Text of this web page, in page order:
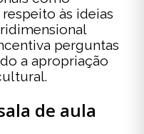
às ideias
perguntas
a apropriação
de aula